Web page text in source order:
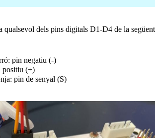
qualsevol dels pins digitals D1-D4 de la següent
pin negatiu (-)
positiu (+)
pin de senyal (S)